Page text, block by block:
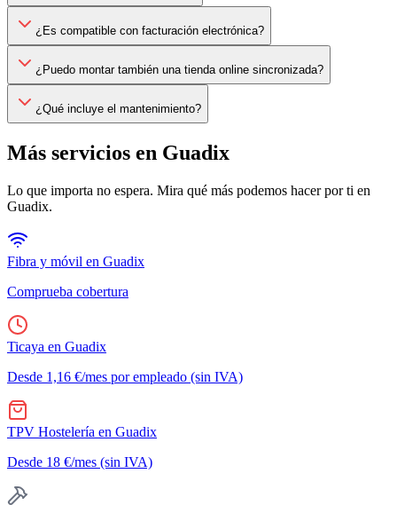
¿Es compatible con facturación electrónica?
¿Puedo montar también una tienda online sincronizada?
¿Qué incluye el mantenimiento?
Más servicios en Guadix
Lo que importa no espera. Mira qué más podemos hacer por ti en
Guadix.
Fibra y móvil en Guadix
Comprueba cobertura
Ticaya en Guadix
Desde 1,16 €/mes por empleado (sin IVA)
TPV Hostelería en Guadix
Desde 18 €/mes (sin IVA)